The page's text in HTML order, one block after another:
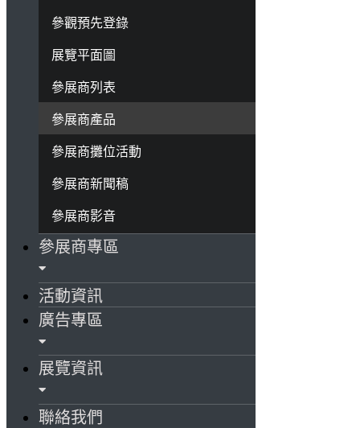
參觀預先登錄
展覽平面圖
參展商列表
參展商產品
參展商攤位活動
參展商新聞稿
參展商影音
參展商專區
活動資訊
廣告專區
展覽資訊
聯絡我們